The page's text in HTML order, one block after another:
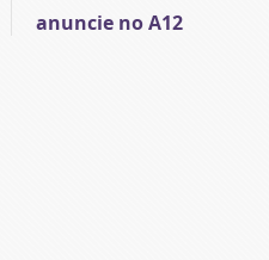
anuncie no A12